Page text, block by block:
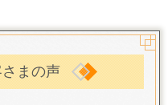
まの声